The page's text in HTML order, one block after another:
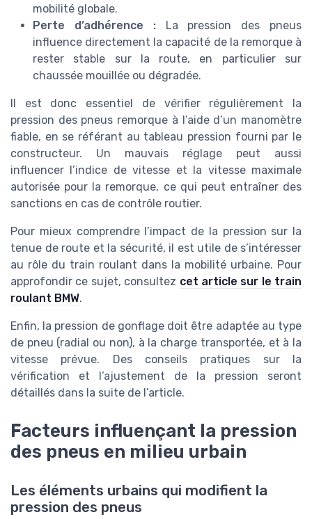
mobilité globale.
Perte d’adhérence :La pression des pneus
influence directement la capacité de la remorque à
rester stable sur la route, en particulier sur
chaussée mouillée ou dégradée.
Il est donc essentiel de vérifier régulièrement la
pression des pneus remorque à l’aide d’un manomètre
fiable, en se référant au tableau pression fourni par le
constructeur. Un mauvais réglage peut aussi
influencer l’indice de vitesse et la vitesse maximale
autorisée pour la remorque, ce qui peut entraîner des
sanctions en cas de contrôle routier.
Pour mieux comprendre l’impact de la pression sur la
tenue de route et la sécurité, il est utile de s’intéresser
au rôle du train roulant dans la mobilité urbaine. Pour
approfondir ce sujet, consultez cet article sur le train
roulant BMW.
Enfin, la pression de gonflage doit être adaptée au type
de pneu (radial ou non), à la charge transportée, et à la
vitesse prévue. Des conseils pratiques sur la
vérification et l’ajustement de la pression seront
détaillés dans la suite de l’article.
Facteurs influençant la pression
des pneus en milieu urbain
Les éléments urbains qui modifient la
pression des pneus